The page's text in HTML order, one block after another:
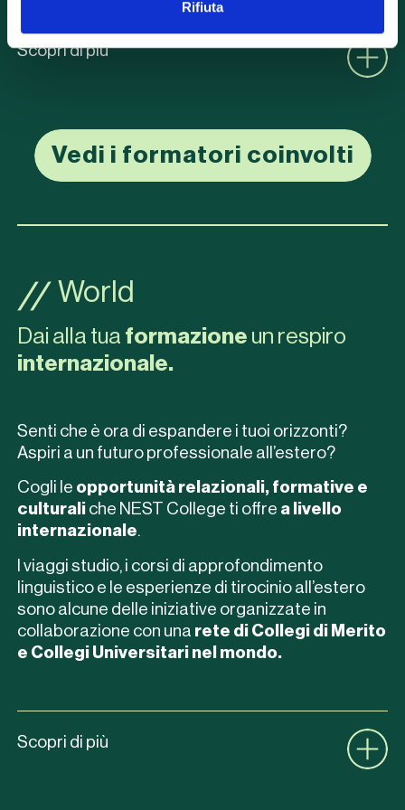
Rifiuta
Scopri di più
Vedi i formatori coinvolti
World
Dai alla tua formazione un respiro
internazionale.
Senti che è ora di espandere i tuoi orizzonti?
Aspiri a un futuro professionale all’estero?
Cogli le opportunità relazionali, formative e
culturali che NEST College ti offre a livello
internazionale.
I viaggi studio, i corsi di approfondimento
linguistico e le esperienze di tirocinio all’estero
sono alcune delle iniziative organizzate in
collaborazione con una rete di Collegi di Merito
e Collegi Universitari nel mondo.
Scopri di più